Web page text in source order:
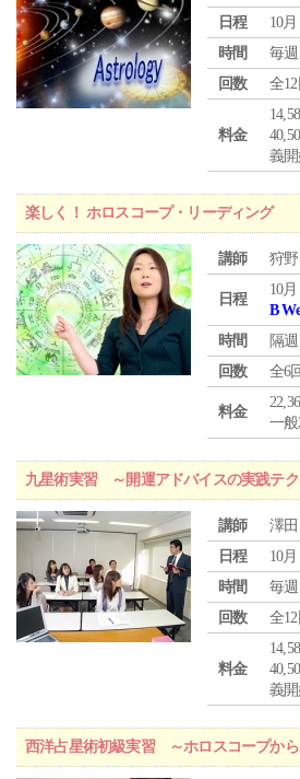
日程
10
時間
毎
回数
全
料金
義開
楽しく！ ホロスコープ・リーディング
講師 狩
日程
10
B
時間
隔
回数
全6
料金
一般
九星術実習 ～開運アドバイスの実践テ
講師
澤
日程
10
時間
毎
回数
全
料金
義開
西洋占星術初級実習 ～ホロスコープか